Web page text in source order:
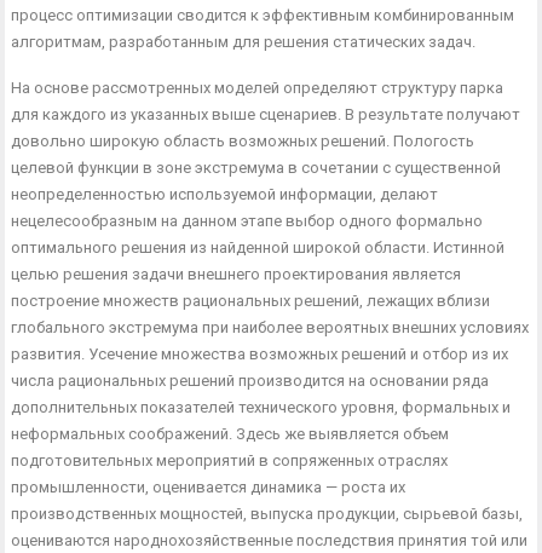
процесс оптимизации сводится к эффективным комбинированным
алгоритмам, разработанным для решения статических задач.
На основе рассмотренных моделей определяют структуру парка
для каждого из указанных выше сценариев. В результате получа­ют
довольно широкую область возможных решений. Пологость
целевой функции в зоне экстремума в сочетании с существенной
неопределенностью используемой информации, делают
нецелесооб­разным на данном этапе выбор одного формально
оптимального решения из найденной широкой области. Истинной
целью решения задачи внешнего проектирования является
построение множеств рациональных решений, лежащих вблизи
глобального экстремума при наиболее вероятных внешних условиях
развития. Усечение мно­жества возможных решений и отбор из их
числа рациональных решений производится на основании ряда
дополнительных показа­телей технического уровня, формальных и
неформальных сообра­жений. Здесь же выявляется объем
подготовительных мероприятий в сопряженных отраслях
промышленности, оценивается динамика — роста их
производственных мощностей, выпуска продукции, сырь­евой базы,
оцениваются народнохозяйственные последствия приня­тия той или